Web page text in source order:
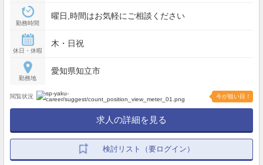
勤務時間
曜日,時間はお気軽にご相談ください
休日・休暇
木・日祝
勤務地
愛知県知立市
閲覧状況 今が狙い目！
求人の詳細を見る
検討リスト（要ログイン）